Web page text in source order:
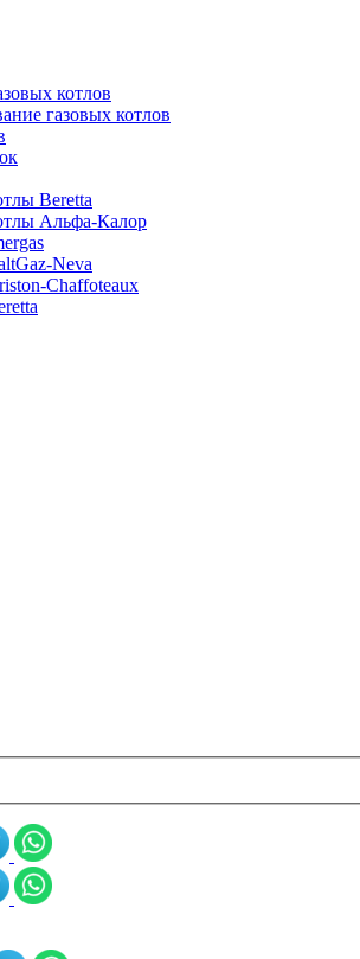
котлов
газовых котлов
Beretta
Альфа-Калор
Neva
Chaffoteaux